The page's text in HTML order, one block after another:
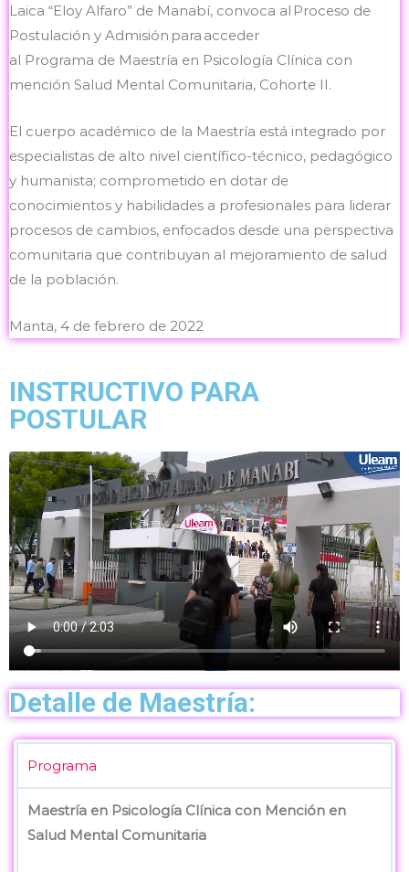
Laica “Eloy Alfaro” de Manabí, convoca al Proceso de
Postulación y Admisión para acceder
al Programa de Maestría en Psicología Clínica con
mención Salud Mental Comunitaria, Cohorte II.
El cuerpo académico de la Maestría está integrado por
especialistas de alto nivel científico-técnico, pedagógico
y humanista; comprometido en dotar de
conocimientos y habilidades a profesionales para liderar
procesos de cambios, enfocados desde una perspectiva
comunitaria que contribuyan al mejoramiento de salud
de la población.
Manta, 4 de febrero de 2022
INSTRUCTIVO PARA
POSTULAR
Detalle de Maestría:
Programa
Maestría en Psicología Clínica con Mención en
Salud Mental Comunitaria